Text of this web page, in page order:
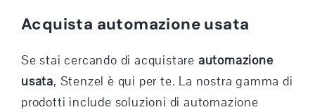
Acquista automazione usata
Se stai cercando di acquistare automazione
usata, Stenzel è qui per te. La nostra gamma di
prodotti include soluzioni di automazione